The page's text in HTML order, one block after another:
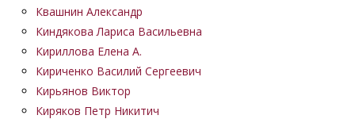
Квашнин Александр
Киндякова Лариса Васильевна
Кириллова Елена А.
Кириченко Василий Сергеевич
Кирьянов Виктор
Киряков Петр Никитич